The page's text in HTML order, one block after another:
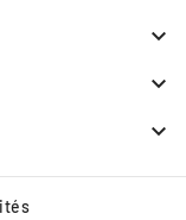


